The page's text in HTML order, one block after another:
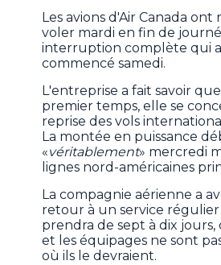
Les avions d'Air Canada
voler mardi en fin de
interruption complète qui
commencé samedi.
L'entreprise a fait savoir
premier temps, elle se
reprise des vols
La montée en puissance
«véritablement» mercredi
lignes nord-américaines
La compagnie aérienne a
retour à un service
prendra de sept à dix jours,
et les équipages ne sont
où ils le devraient.